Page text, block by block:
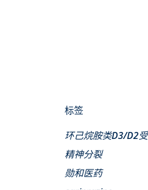
标签
环己烷胺类D3/D2
精神分裂
勋和医药